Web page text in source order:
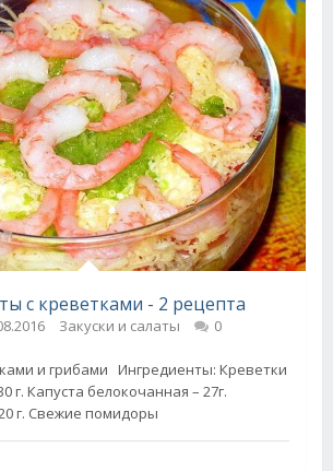
с креветками - 2 рецепта
Закуски и салаты 0
и грибами Ингредиенты: Креветки
г. Капуста белокочанная – 27г.
г. Свежие помидоры